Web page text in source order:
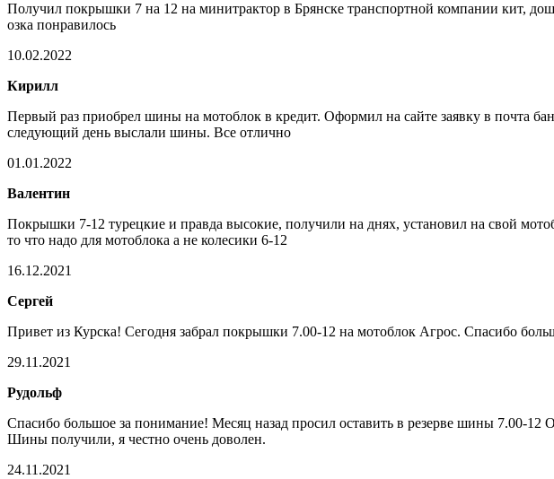
Получил покрышки 7 на 12 на минитрактор в Брянске транспортной компании кит,
озка понравилось
10.02.2022
Кирилл
Первый раз приобрел шины на мотоблок в кредит. Оформил на сайте заявку в почта
следующий день выслали шины. Все отлично
01.01.2022
Валентин
Покрышки 7-12 турецкие и правда высокие, получили на днях, установил на свой
то что надо для мотоблока а не колесики 6-12
16.12.2021
Сергей
Привет из Курска! Сегодня забрал покрышки 7.00-12 на мотоблок Агрос. Спасибо
29.11.2021
Рудольф
Спасибо большое за понимание! Месяц назад просил оставить в резерве шины 7.00-
Шины получили, я честно очень доволен.
24.11.2021